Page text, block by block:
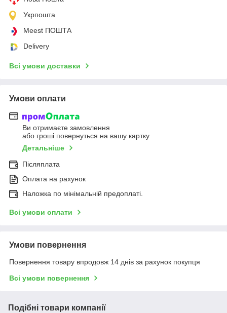
Укрпошта
Meest ПОШТА
Delivery
Всі умови доставки
Умови оплати
Ви отримаєте замовлення
або гроші повернуться на вашу картку
Детальніше
Післяплата
Оплата на рахунок
Наложка по мінімальній предоплаті.
Всі умови оплати
Умови повернення
Повернення товару впродовж 14 днів за рахунок покупця
Всі умови повернення
Подібні товари компанії